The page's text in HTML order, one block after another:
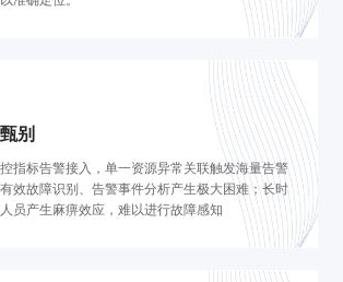
别
指标告警接入，单一资源异常关联触发海量告警
效故障识别、告警事件分析产生极大困难；长时
员产生麻痹效应，难以进行故障感知